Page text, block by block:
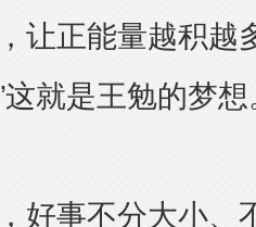
让正能量越积越
这就是王勉的梦想
事不分大小、